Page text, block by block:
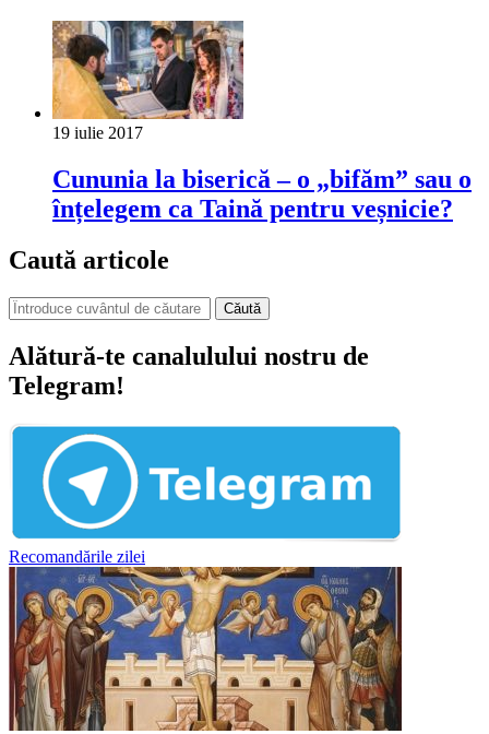
19 iulie 2017
Cununia la biserică ‒ o „bifăm” sau o
înțelegem ca Taină pentru veșnicie?
Caută articole
Căută
Alătură-te canalulului nostru de
Telegram!
Recomandările zilei